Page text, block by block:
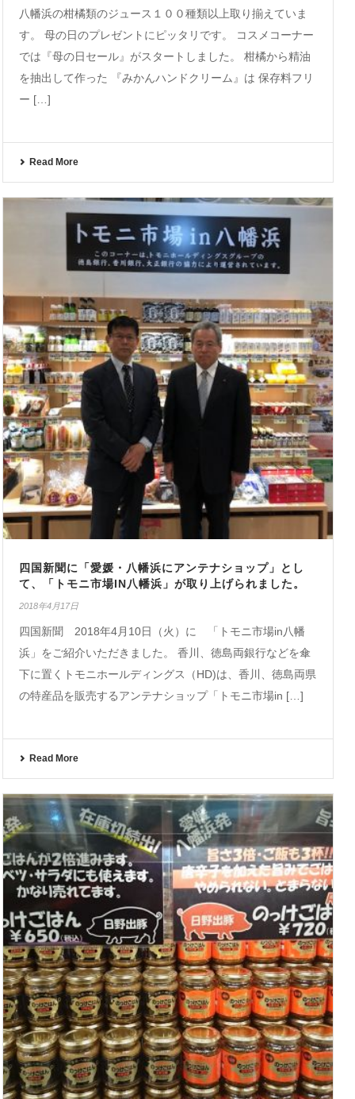
八幡浜の柑橘類のジュース１００種類以上取り揃えていま
す。 母の日のプレゼントにピッタリです。 コスメコーナー
では『母の日セール』がスタートしました。 柑橘から精油
を抽出して作った 『みかんハンドクリーム』は 保存料フリ
ー […]
Read More
四国新聞に「愛媛・八幡浜にアンテナショップ」とし
て、「トモニ市場IN八幡浜」が取り上げられました。
2018年4月17日
四国新聞 2018年4月10日（火）に 「トモニ市場in八幡
浜」をご紹介いただきました。 香川、徳島両銀行などを傘
下に置くトモニホールディングス（HD)は、香川、徳島両県
の特産品を販売するアンテナショップ「トモニ市場in […]
Read More